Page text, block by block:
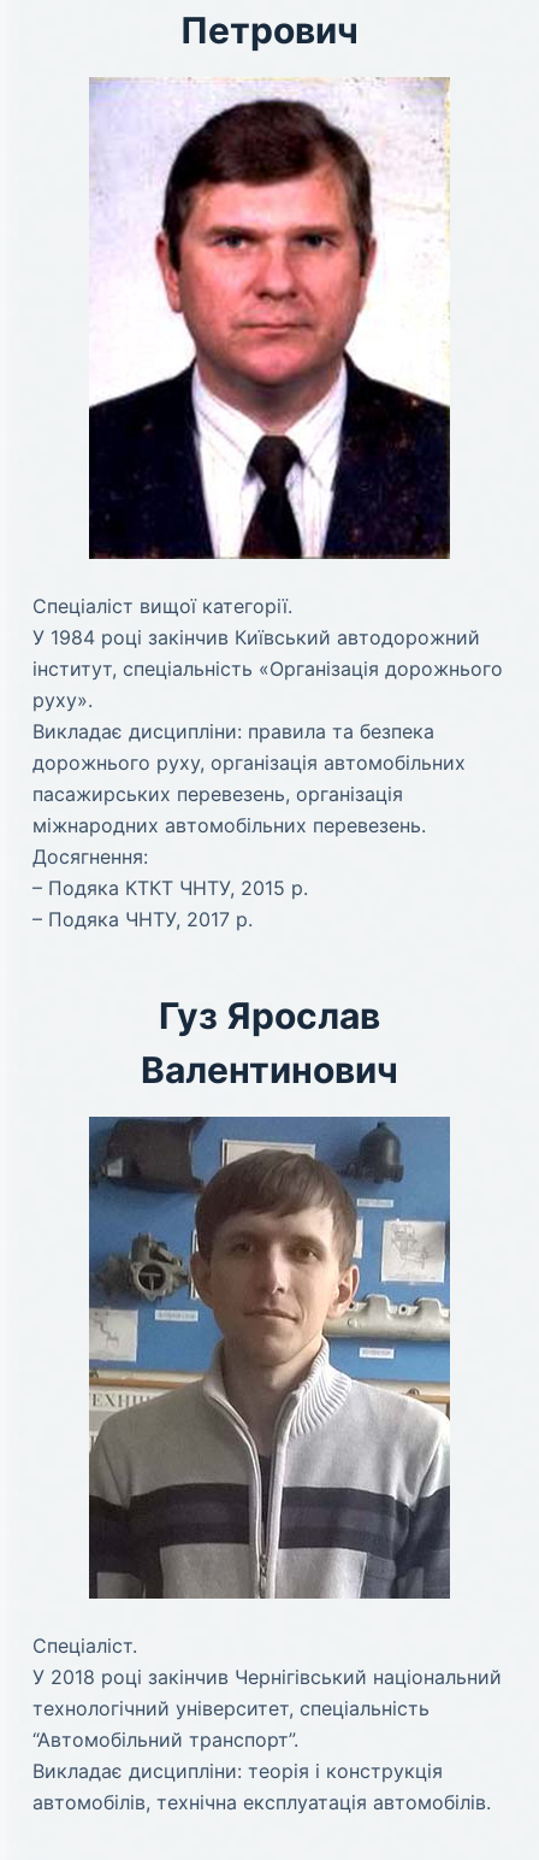
Петрович
Спеціаліст вищої категорії.
У 1984 році закінчив Київський автодорожний
інститут, спеціальність «Організація дорожнього
руху».
Викладає дисципліни: правила та безпека
дорожнього руху, організація автомобільних
пасажирських перевезень, організація
міжнародних автомобільних перевезень.
Досягнення:
– Подяка КТКТ ЧНТУ, 2015 р.
– Подяка ЧНТУ, 2017 р.
Гуз Ярослав
Валентинович
Спеціаліст.
У 2018 році закінчив Чернігівський національний
технологічний університет, спеціальність
“Автомобільний транспорт”.
Викладає дисципліни: теорія і конструкція
автомобілів, технічна експлуатація автомобілів.